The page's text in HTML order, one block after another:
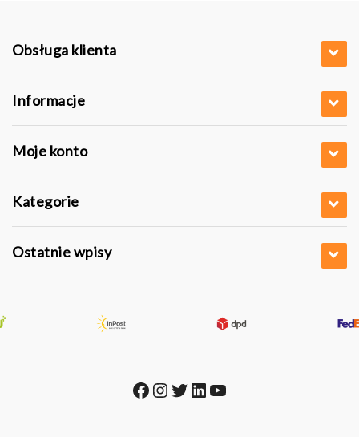
Obsługa klienta
Informacje
Moje konto
Kategorie
Ostatnie wpisy
Facebook
Instagram
Twitter
LinkedIn
YouTube